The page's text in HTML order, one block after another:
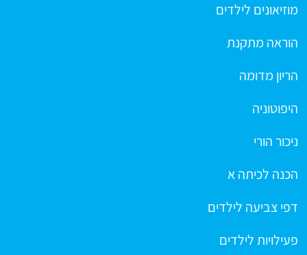
מוזיאונים לילדים
הוראה מתקנת
הריון מדומה
היפוטוניה
ניכור הורי
הכנה לכיתה א
דפי צביעה לילדים
פעילויות לילדים